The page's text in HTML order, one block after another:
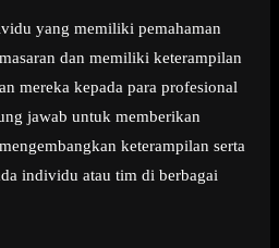
yang memiliki pemahaman
dan memiliki keterampilan
mereka kepada para profesional
jawab untuk memberikan
keterampilan serta
individu atau tim di berbagai